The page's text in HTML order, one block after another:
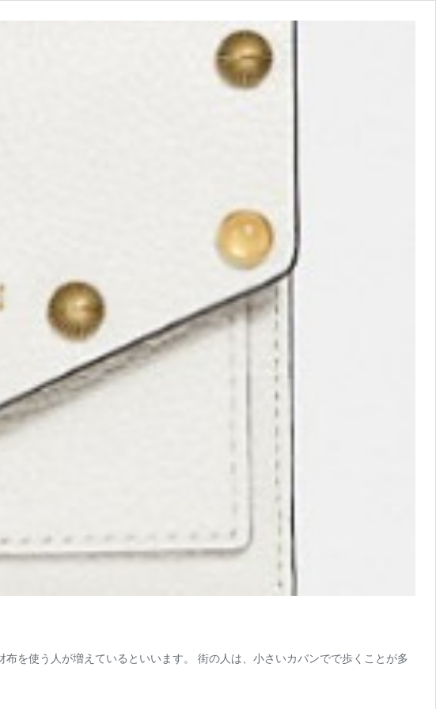
を使う人が増えているといいます。 街の人は、小さいカバンでで歩くことが多